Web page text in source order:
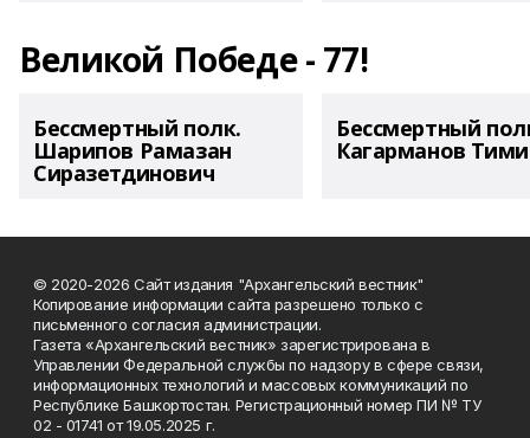
Великой Победе - 77!
Бессмертный полк.
Шарипов Рамазан
Сиразетдинович
Бессмертный
Кагарманов
© 2020-2026 Сайт издания "Архангельский вестник"
Копирование информации сайта разрешено только с
письменного согласия администрации.
Газета «Архангельский вестник» зарегистрирована в
Управлении Федеральной службы по надзору в сфере связи,
информационных технологий и массовых коммуникаций по
Республике Башкортостан. Регистрационный номер ПИ № ТУ
02 - 01741 от 19.05.2025 г.